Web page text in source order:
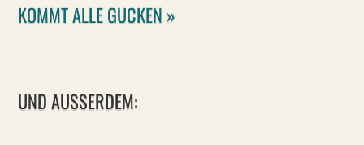
KOMMT ALLE GUCKEN »
UND AUSSERDEM: